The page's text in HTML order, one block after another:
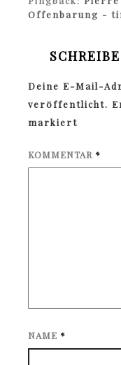
Offenbarung -
Deine E-Mail-
veröffentlicht.
markiert
KOMMENTAR *
NAME *